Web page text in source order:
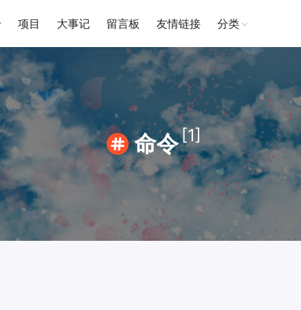
项目 大事记 留言板 友情链接 分类
命令[1]